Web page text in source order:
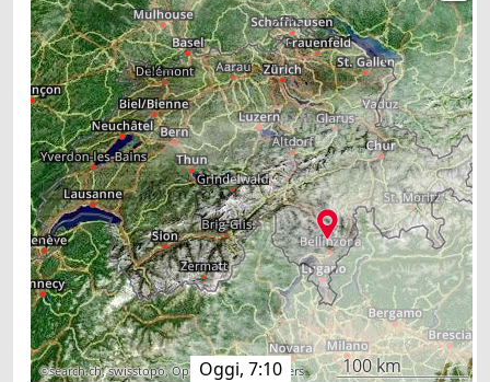
Oggi, 7:10
©search.ch,swisstopo,OpenStreetMap, others 100 km